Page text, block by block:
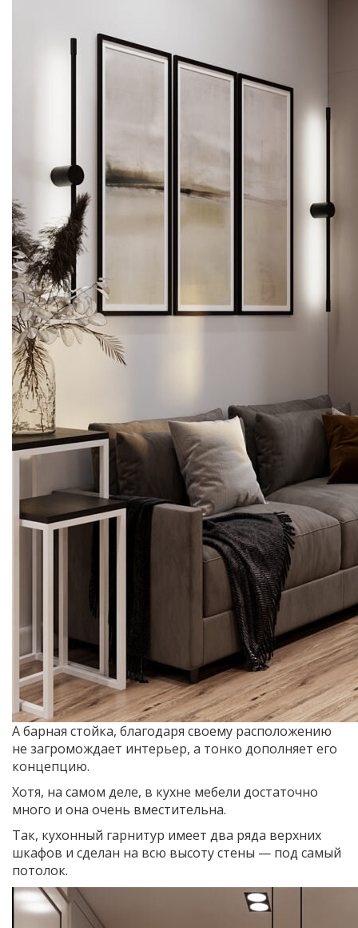
А барная стойка, благодаря своему расположению
не загромождает интерьер, а тонко дополняет его
концепцию.
Хотя, на самом деле, в кухне мебели достаточно
много и она очень вместительна.
Так, кухонный гарнитур имеет два ряда верхних
шкафов и сделан на всю высоту стены — под самый
потолок.